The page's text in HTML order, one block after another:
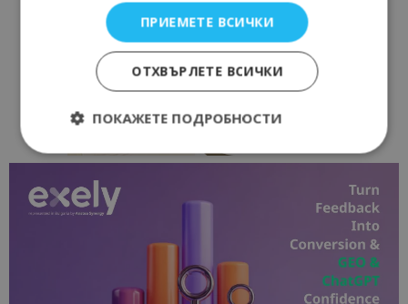
ПРИЕМЕТЕ ВСИЧКИ
ОТХВЪРЛЕТЕ ВСИЧКИ
ПОКАЖЕТЕ ПОДРОБНОСТИ
Строго необходимо
Строго необходимите бисквитки позволяват
основната функционалност на уебсайта, като
потребителско влизане и управление на
акаунта. Уебсайтът не може да се използва